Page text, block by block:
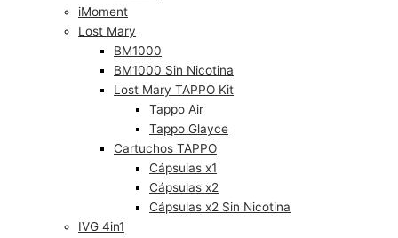
iMoment
Lost Mary
BM1000
BM1000 Sin Nicotina
Lost Mary TAPPO Kit
Tappo Air
Tappo Glayce
Cartuchos TAPPO
Cápsulas x1
Cápsulas x2
Cápsulas x2 Sin Nicotina
IVG 4in1